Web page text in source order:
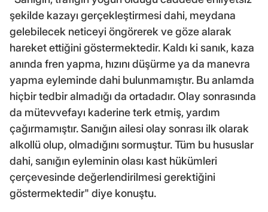
şekilde kazayı gerçekleştirmesi dahi, meydana
gelebilecek neticeyi öngörerek ve göze alarak
hareket ettiğini göstermektedir. Kaldı ki sanık, kaza
anında fren yapma, hızını düşürme ya da manevra
yapma eyleminde dahi bulunmamıştır. Bu anlamda
hiçbir tedbir almadığı da ortadadır. Olay sonrasında
da mütevvefayı kaderine terk etmiş, yardım
çağırmamıştır. Sanığın ailesi olay sonrası ilk olarak
alkollü olup, olmadığını sormuştur. Tüm bu hususlar
dahi, sanığın eyleminin olası kast hükümleri
çerçevesinde değerlendirilmesi gerektiğini
göstermektedir" diye konuştu.